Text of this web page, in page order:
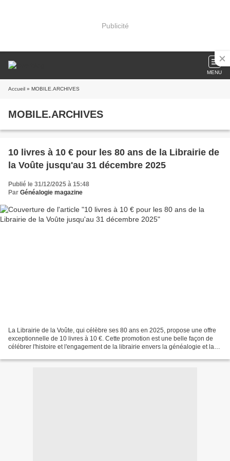
Publicité
MENU
Accueil » MOBILE.ARCHIVES
MOBILE.ARCHIVES
10 livres à 10 € pour les 80 ans de la Librairie de
la Voûte jusqu'au 31 décembre 2025
Publié le 31/12/2025 à 15:48
Par Généalogie magazine
La Librairie de la Voûte, qui célèbre ses 80 ans en 2025, propose une offre
exceptionnelle de 10 livres à 10 €. Cette promotion est une belle façon de
célébrer l'histoire et l'engagement de la librairie envers la généalogie et la